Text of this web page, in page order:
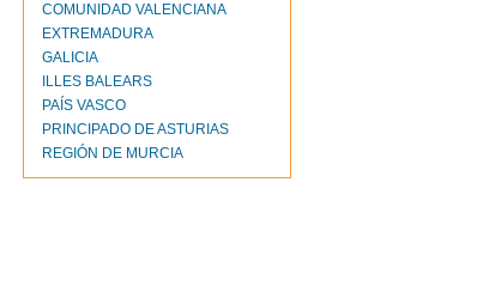
COMUNIDAD VALENCIANA
EXTREMADURA
GALICIA
ILLES BALEARS
PAÍS VASCO
PRINCIPADO DE ASTURIAS
REGIÓN DE MURCIA